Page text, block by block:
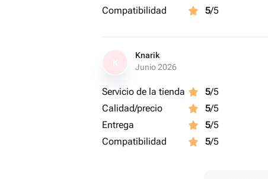
Compatibilidad
5/5
Knarik
Junio 2026
Servicio de la tienda 5/5
Calidad/precio
5/5
Entrega
5/5
Compatibilidad
5/5